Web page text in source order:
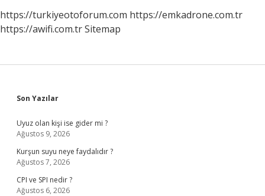
https://turkiyeotoforum.com https://emkadrone.com.tr
https://awifi.com.trSitemap
Sidebar
Son Yazılar
Uyuz olan kişi ise gider mi ?
Ağustos 9, 2026
Kurşun suyu neye faydalıdır ?
Ağustos 7, 2026
CPI ve SPI nedir ?
Ağustos 6, 2026